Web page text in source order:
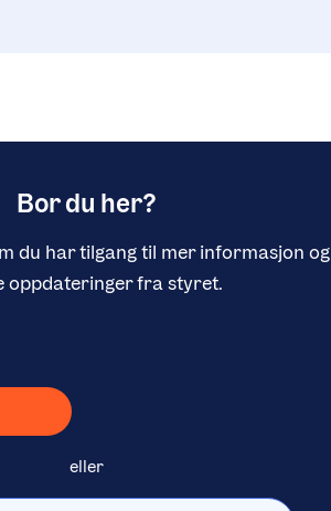
Bor du her?
du har tilgang til mer informasjon og
oppdateringer fra styret.
…
eller